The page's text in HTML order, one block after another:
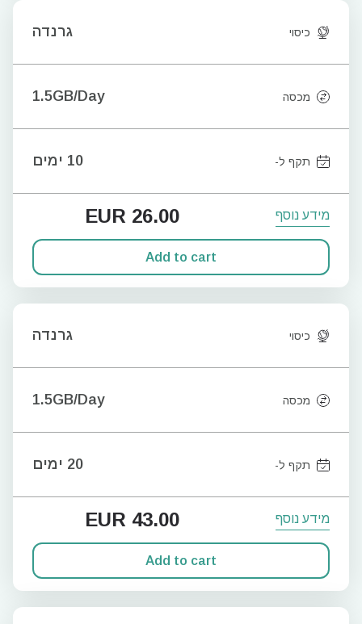
כיסוי גרנדה
מכסה 1.5GB/Day
תקף ל- 10 ימים
מידע נוסף EUR 26.00
Add to cart
כיסוי גרנדה
מכסה 1.5GB/Day
תקף ל- 20 ימים
מידע נוסף EUR 43.00
Add to cart